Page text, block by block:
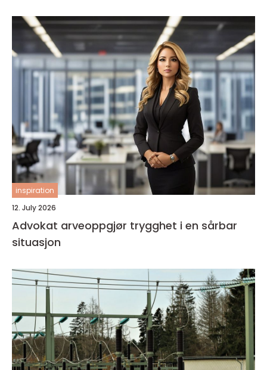
inspiration
12. July 2026
Advokat arveoppgjør trygghet i en sårbar
situasjon